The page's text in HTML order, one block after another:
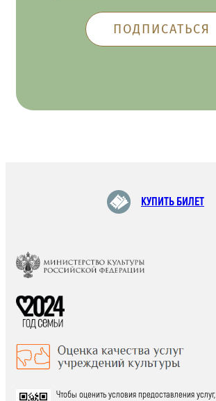
КУПИТЬ БИЛЕТ
Чтобы оценить условия предоставления услуг,